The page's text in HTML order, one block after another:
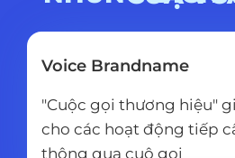
Voice Brandname
"Cuộc gọi thương hiệu"
cho các hoạt động tiếp
thông qua cuộ gọi